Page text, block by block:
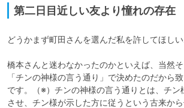
第二日目近しい友より憧れの存在
どうかまず町田さんを選んだ私を許してほしい
橋本さんと迷わなかったのかといえば、当然
「チンの神様の言う通り」で決めたのだから
です。（※）チンの神様の言う通りとは、チン
させ、チン様が示した方に従うという古来か